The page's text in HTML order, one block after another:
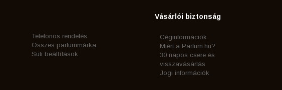
Telefonos rendelés
Összes parfummárka
Süti beállítások
Vásárlói biztonság
Céginformációk
Miért a Parfum.hu?
30 napos csere és
visszavásárlás
Jogi információk